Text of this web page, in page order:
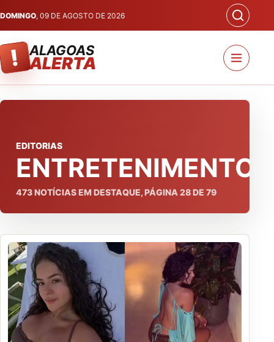
DOMINGO, 09 DE AGOSTO DE 2026
! ALAGOAS
ALERTA
EDITORIAS
ENTRETENIMENTO
473NOTÍCIAS EM DESTAQUE, PÁGINA 28DE 79